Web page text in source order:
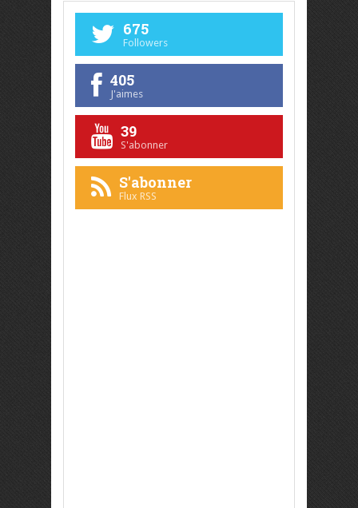
675
Followers
405
J'aimes
39
S'abonner
S'abonner
Flux RSS